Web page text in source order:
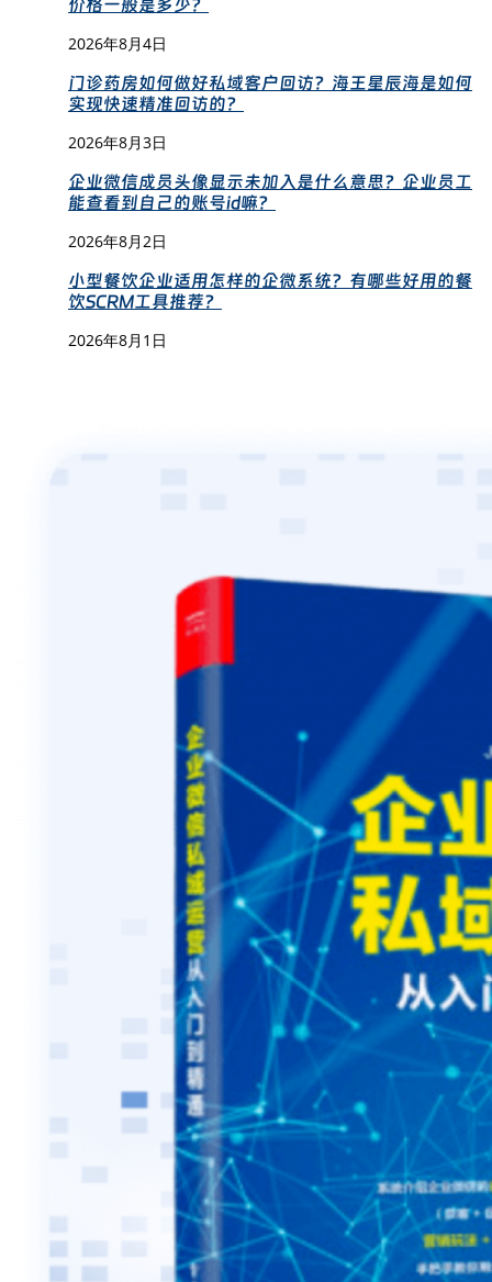
价格一般是多少？
2026年8月4日
门诊药房如何做好私域客户回访？海王星辰海是如何
实现快速精准回访的？
2026年8月3日
企业微信成员头像显示未加入是什么意思？企业员工
能查看到自己的账号id嘛？
2026年8月2日
小型餐饮企业适用怎样的企微系统？有哪些好用的餐
饮SCRM工具推荐？
2026年8月1日